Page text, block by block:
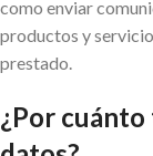
como enviar
productos y
prestado.
¿Por